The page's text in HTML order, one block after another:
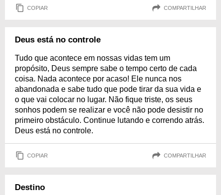
COPIAR COMPARTILHAR
Deus está no controle
Tudo que acontece em nossas vidas tem um
propósito, Deus sempre sabe o tempo certo de cada
coisa. Nada acontece por acaso! Ele nunca nos
abandonada e sabe tudo que pode tirar da sua vida e
o que vai colocar no lugar. Não fique triste, os seus
sonhos podem se realizar e você não pode desistir no
primeiro obstáculo. Continue lutando e correndo atrás.
Deus está no controle.
COPIAR COMPARTILHAR
Destino